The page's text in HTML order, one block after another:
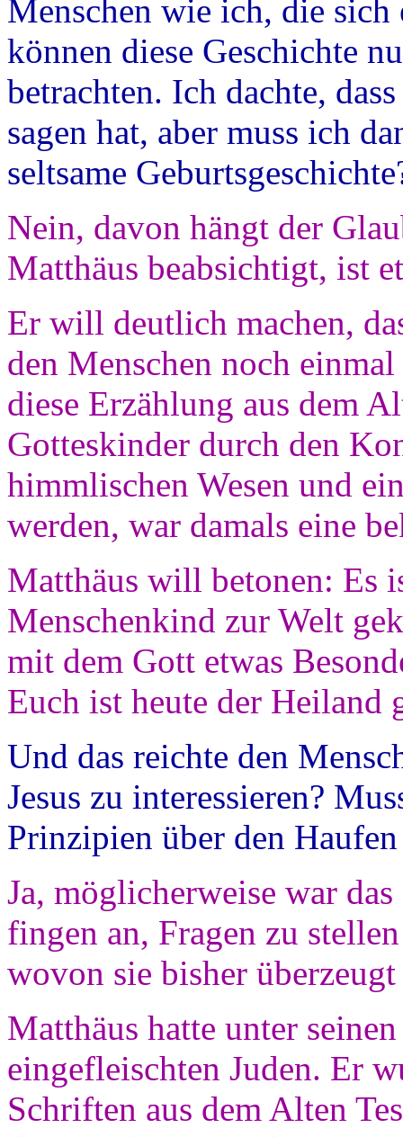
Menschen wie ich, die sich
können diese Geschichte
betrachten. Ich dachte,
sagen hat, aber muss ich
seltsame
Nein, davon hängt der
Matthäus beabsichtigt, ist
Er will deutlich machen,
den Menschen noch
diese Erzählung aus dem
Gotteskinder durch den
himmlischen Wesen und
werden, war damals eine
Matthäus will betonen: Es
Menschenkind zur Welt
mit dem Gott etwas
Euch ist heute der Heiland
Und das reichte den
Jesus zu interessieren?
Prinzipien über den
Ja, möglicherweise war
fingen an, Fragen zu
wovon sie bisher
Matthäus hatte unter
eingefleischten Juden. Er
Schriften aus dem Alten